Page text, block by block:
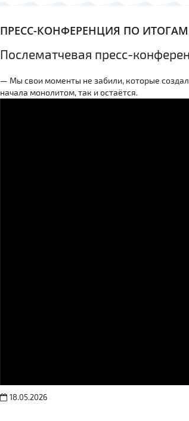
ПРЕСС-КОНФЕРЕНЦИЯ ПО
Послематчевая пресс-
— Мы свои моменты не забили, которые
начала монолитом, так и остаётся.
18.05.2026